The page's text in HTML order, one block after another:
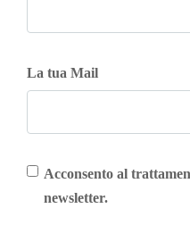
La tua Mail
Acconsento al
newsletter.